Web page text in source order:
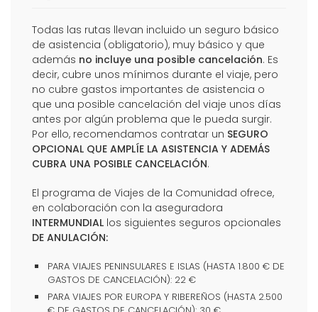
Todas las rutas llevan incluido un seguro básico
de asistencia (obligatorio), muy básico y que
además no incluye una posible cancelación. Es
decir, cubre unos mínimos durante el viaje, pero
no cubre gastos importantes de asistencia o
que una posible cancelación del viaje unos días
antes por algún problema que le pueda surgir.
Por ello, recomendamos contratar un SEGURO
OPCIONAL QUE AMPLÍE LA ASISTENCIA Y ADEMÁS
CUBRA UNA POSIBLE CANCELACIÓN.
El programa de Viajes de la Comunidad ofrece,
en colaboración con la aseguradora
INTERMUNDIAL los siguientes seguros opcionales
DE ANULACIÓN:
PARA VIAJES PENINSULARES E ISLAS (HASTA 1.800 € DE
GASTOS DE CANCELACIÓN): 22 €
PARA VIAJES POR EUROPA Y RIBEREÑOS (HASTA 2.500